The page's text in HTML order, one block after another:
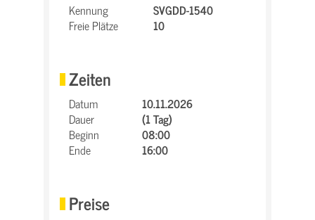
Kennung
SVGDD-1540
Freie Plätze
10
Zeiten
Datum
10.11.2026
Dauer
(1 Tag)
Beginn
08:00
Ende
16:00
Preise